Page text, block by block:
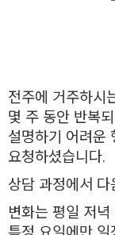
전주에 거주하시
몇 주 동안 반복
설명하기 어려운
요청하셨습니다.
상담 과정에서
변화는 평일 저